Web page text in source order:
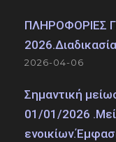
ΠΛΗΡΟΦΟΡΙΕΣ
2026-04-06
Σημαντική
01/01/2026